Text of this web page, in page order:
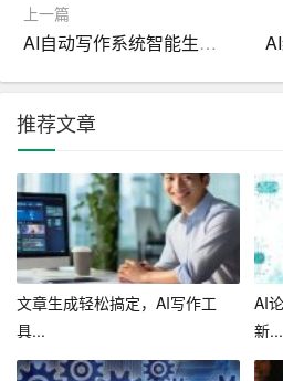
3. 选择模板：简历AI生成平台提
4. 填写内容：在AI生成简历的基
补充和修改简历内容，使其更加完
5. 预览简历：在完成简历制作后
果。如果满意，可以直接导出
6. 投递简历：求职者可以将生成
或职位，等待面试通知。
上一篇
AI自动写作系统智能生成，省时省力，提升创作效率
推荐文章
文章生成轻松搞定，AI写作工
具...
AI
新...